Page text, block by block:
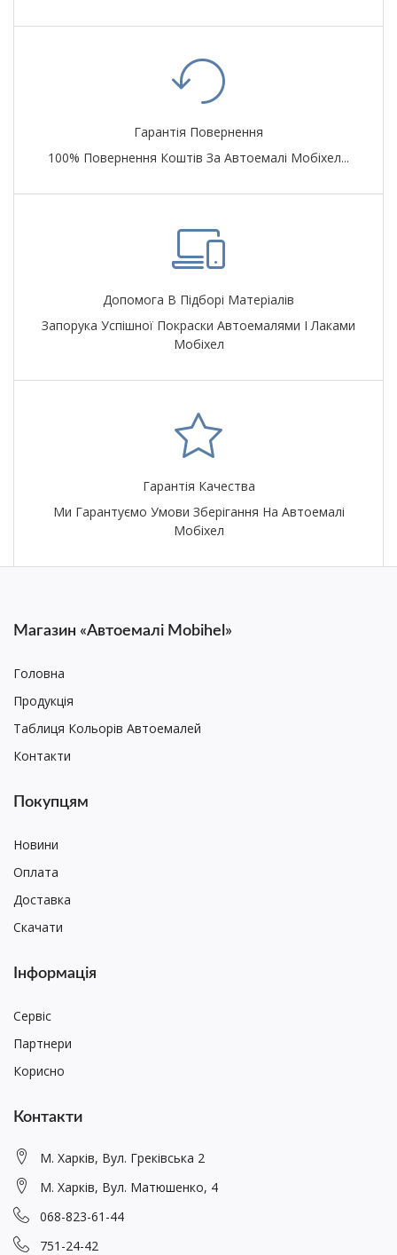
Гарантія Повернення
100% Повернення Коштів За Автоемалі Мобіхел...
Допомога В Підборі Матеріалів
Запорука Успішної Покраски Автоемалями І Лаками
Мобіхел
Гарантія Качества
Ми Гарантуємо Умови Зберігання На Автоемалі
Мобіхел
Магазин «Автоемалі Mobihel»
Головна
Продукція
Таблиця Кольорів Автоемалей
Контакти
Покупцям
Новини
Оплата
Доставка
Скачати
Інформація
Сервіс
Партнери
Корисно
Контакти
М. Харків, Вул. Греківська 2
М. Харків, Вул. Матюшенко, 4
068-823-61-44
751-24-42